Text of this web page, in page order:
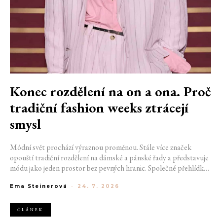
Konec rozdělení na on a ona. Proč
tradiční fashion weeks ztrácejí
smysl
Módní svět prochází výraznou proměnou. Stále více značek
opouští tradiční rozdělení na dámské a pánské řady a představuje
módu jako jeden prostor bez pevných hranic. Společné přehlídky,
klasické týdny módy mohou brzy vypadat úplně jinak.
Ema Steinerová - 24. 7. 2026
ČLÁNEK